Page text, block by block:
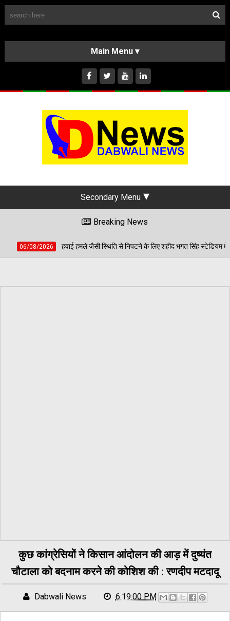
HOME
ABOUT US
INSTAGRAM
Secondary Menu
Breaking News
स्थिति से निपटने के लिए शहीद भगत सिंह स्टेडियम में हुई मॉक एक्सरसाइज, आठ घायलों का
कुछ कांग्रेसियों ने किसान आंदोलन की आड़ में दुष्यंत
चौटाला को बदनाम करने की कोशिश की : रणदीप मटदादू
Dabwali News 6:19:00 PM